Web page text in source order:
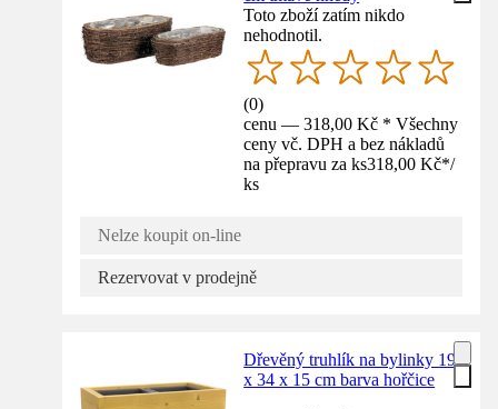
Toto zboží zatím nikdo
nehodnotil.
(0)
cenu — 318,00 Kč * Všechny
ceny vč. DPH a bez nákladů
na přepravu za ks318,00 Kč*/
ks
Nelze koupit on-line
Rezervovat v prodejně
Dřevěný truhlík na bylinky 19
x 34 x 15 cm barva hořčice